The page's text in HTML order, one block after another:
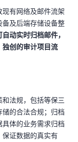
有网络及邮件流架
及后端存储设备整
动实时归档邮件，
创的审计项目流
法规，包括等保三
的合法合规；归档
体的业务需求归档
保证数据的真实有